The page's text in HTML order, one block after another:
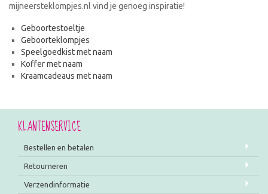
mijneersteklompjes.nl vind je genoeg inspiratie!
Geboortestoeltje
Geboorteklompjes
Speelgoedkist met naam
Koffer met naam
Kraamcadeaus met naam
KLANTENSERVICE
Bestellen en betalen
Retourneren
Verzendinformatie